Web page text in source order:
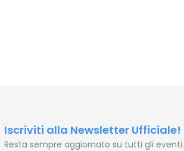
Iscriviti alla Newsletter Ufficiale!
Resta sempre aggiornato su tutti gli eventi.